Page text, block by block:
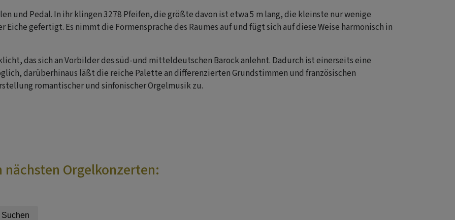
und Pedal. In ihr klingen 3278 Pfeifen, die größte davon ist etwa 5 m lang, die kleinste nur wenige
Eiche gefertigt. Es nimmt die Formensprache des Raumes auf und fügt sich auf diese Weise harmonisch in
das sich an Vorbilder des süd-und mitteldeutschen Barock anlehnt. Dadurch ist einerseits eine
darüberhinaus läßt die reiche Palette an differenzierten Grundstimmen und französischen
romantischer und sinfonischer Orgelmusik zu.
Orgelkonzerten: